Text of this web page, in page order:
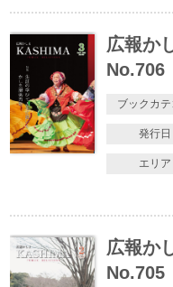
広報か
No.706
ブックカテ
発行日
エリア
広報か
No.705